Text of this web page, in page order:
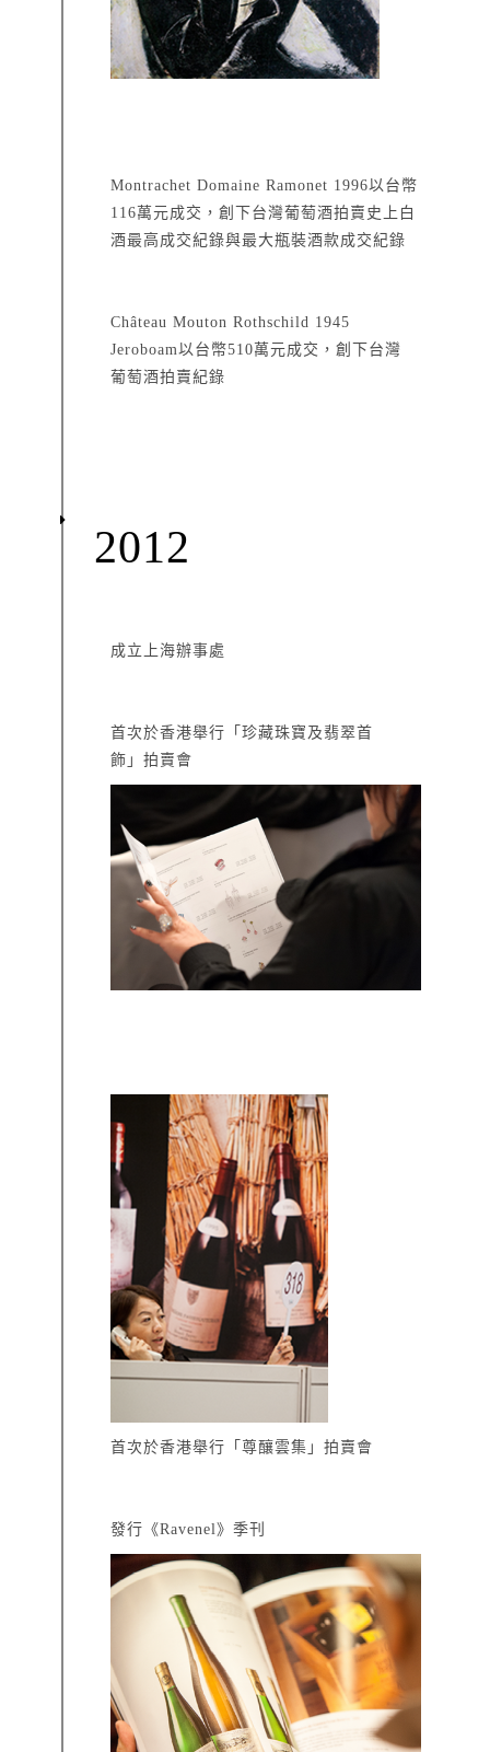
Montrachet Domaine Ramonet 1996以台幣
116萬元成交，創下台灣葡萄酒拍賣史上白
酒最高成交紀錄與最大瓶裝酒款成交紀錄
Château Mouton Rothschild 1945
Jeroboam以台幣510萬元成交，創下台灣
葡萄酒拍賣紀錄
2012
成立上海辦事處
首次於香港舉行「珍藏珠寶及翡翠首
飾」拍賣會
首次於香港舉行「尊釀雲集」拍賣會
發行《Ravenel》季刊